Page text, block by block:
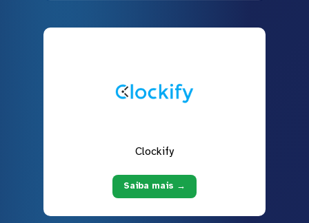
Clockify
Saiba mais →